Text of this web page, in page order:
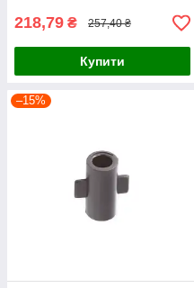
218,79 ₴ 257,40 ₴
Купити
–15%